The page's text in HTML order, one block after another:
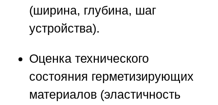
(ширина, глубина, шаг
устройства).
Оценка технического
состояния герметизирующих
материалов (эластичность